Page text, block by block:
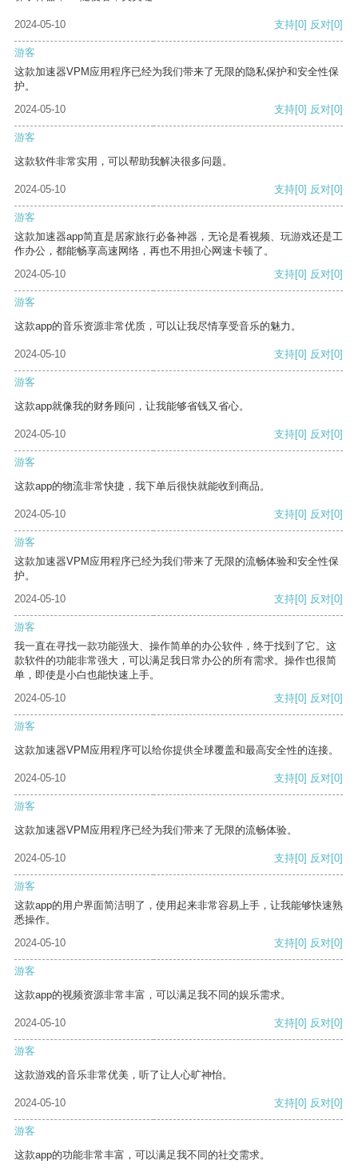
2024-05-10 支持[0] 反对[0]
游客
这款加速器VPM应用程序已经为我们带来了无限的隐私保护和安全性保
护。
2024-05-10
支持[0] 反对[0]
游客
这款软件非常实用，可以帮助我解决很多问题。
2024-05-10 支持[0] 反对[0]
游客
这款加速器app简直是居家旅行必备神器，无论是看视频、玩游戏还是工
作办公，都能畅享高速网络，再也不用担心网速卡顿了。
2024-05-10
支持[0] 反对[0]
游客
这款app的音乐资源非常优质，可以让我尽情享受音乐的魅力。
2024-05-10 支持[0] 反对[0]
游客
这款app就像我的财务顾问，让我能够省钱又省心。
2024-05-10 支持[0] 反对[0]
游客
这款app的物流非常快捷，我下单后很快就能收到商品。
2024-05-10 支持[0] 反对[0]
游客
这款加速器VPM应用程序已经为我们带来了无限的流畅体验和安全性保
护。
2024-05-10
支持[0] 反对[0]
游客
我一直在寻找一款功能强大、操作简单的办公软件，终于找到了它。这
款软件的功能非常强大，可以满足我日常办公的所有需求。操作也很简
单，即使是小白也能快速上手。
2024-05-10
支持[0] 反对[0]
游客
这款加速器VPM应用程序可以给你提供全球覆盖和最高安全性的连接。
2024-05-10 支持[0] 反对[0]
游客
这款加速器VPM应用程序已经为我们带来了无限的流畅体验。
2024-05-10 支持[0] 反对[0]
游客
这款app的用户界面简洁明了，使用起来非常容易上手，让我能够快速熟
悉操作。
2024-05-10
支持[0] 反对[0]
游客
这款app的视频资源非常丰富，可以满足我不同的娱乐需求。
2024-05-10 支持[0] 反对[0]
游客
这款游戏的音乐非常优美，听了让人心旷神怡。
2024-05-10 支持[0] 反对[0]
游客
这款app的功能非常丰富，可以满足我不同的社交需求。